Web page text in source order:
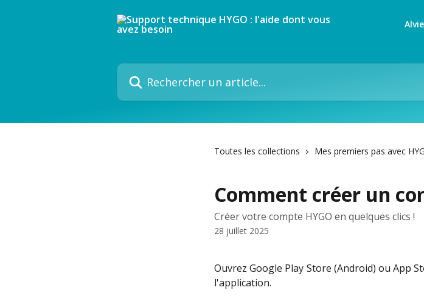
Rechercher un article...
Toutes les collections Mes premiers pas avec
Comment créer un
Créer votre compte HYGO en quelques clics !
28 juillet 2025
Ouvrez Google Play Store (Android) ou App
l'application.